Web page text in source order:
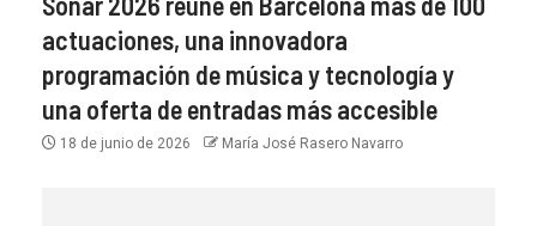
actuaciones, una innovadora
programación de música y tecnología y
una oferta de entradas más accesible
18 de junio de 2026 María José Rasero Navarro